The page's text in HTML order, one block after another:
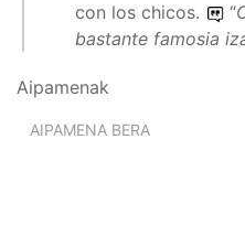
con los chicos.
“
bastante famosia
Aipamenak
AIPAMENA BERA